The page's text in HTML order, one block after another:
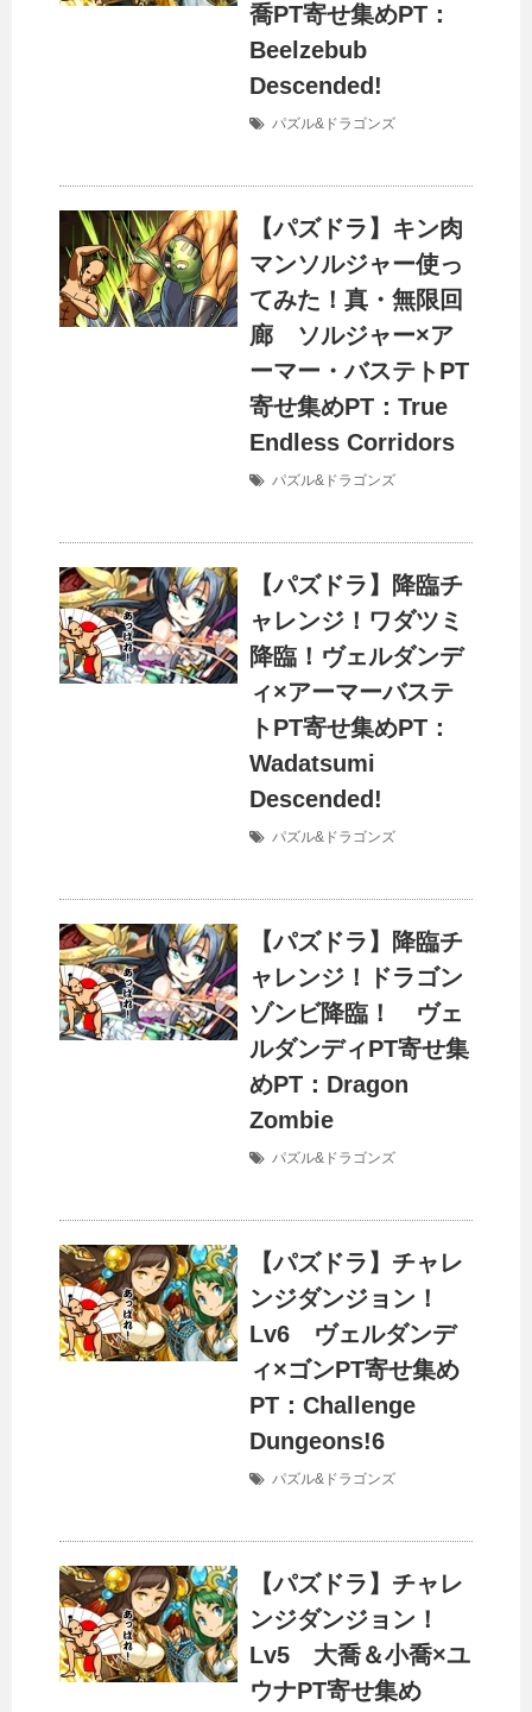
喬PT寄せ集めPT：
Beelzebub
Descended!
パズル&ドラゴンズ
【パズドラ】キン肉
マンソルジャー使っ
てみた！真・無限回
廊 ソルジャー×ア
ーマー・バステトPT
寄せ集めPT：True
Endless Corridors
パズル&ドラゴンズ
【パズドラ】降臨チ
ャレンジ！ワダツミ
降臨！ヴェルダンデ
ィ×アーマーバステ
トPT寄せ集めPT：
Wadatsumi
Descended!
パズル&ドラゴンズ
【パズドラ】降臨チ
ャレンジ！ドラゴン
ゾンビ降臨！ ヴェ
ルダンディPT寄せ集
めPT：Dragon
Zombie
パズル&ドラゴンズ
【パズドラ】チャレ
ンジダンジョン！
Lv6 ヴェルダンデ
ィ×ゴンPT寄せ集め
PT：Challenge
Dungeons!6
パズル&ドラゴンズ
【パズドラ】チャレ
ンジダンジョン！
Lv5 大喬＆小喬×ユ
ウナPT寄せ集め